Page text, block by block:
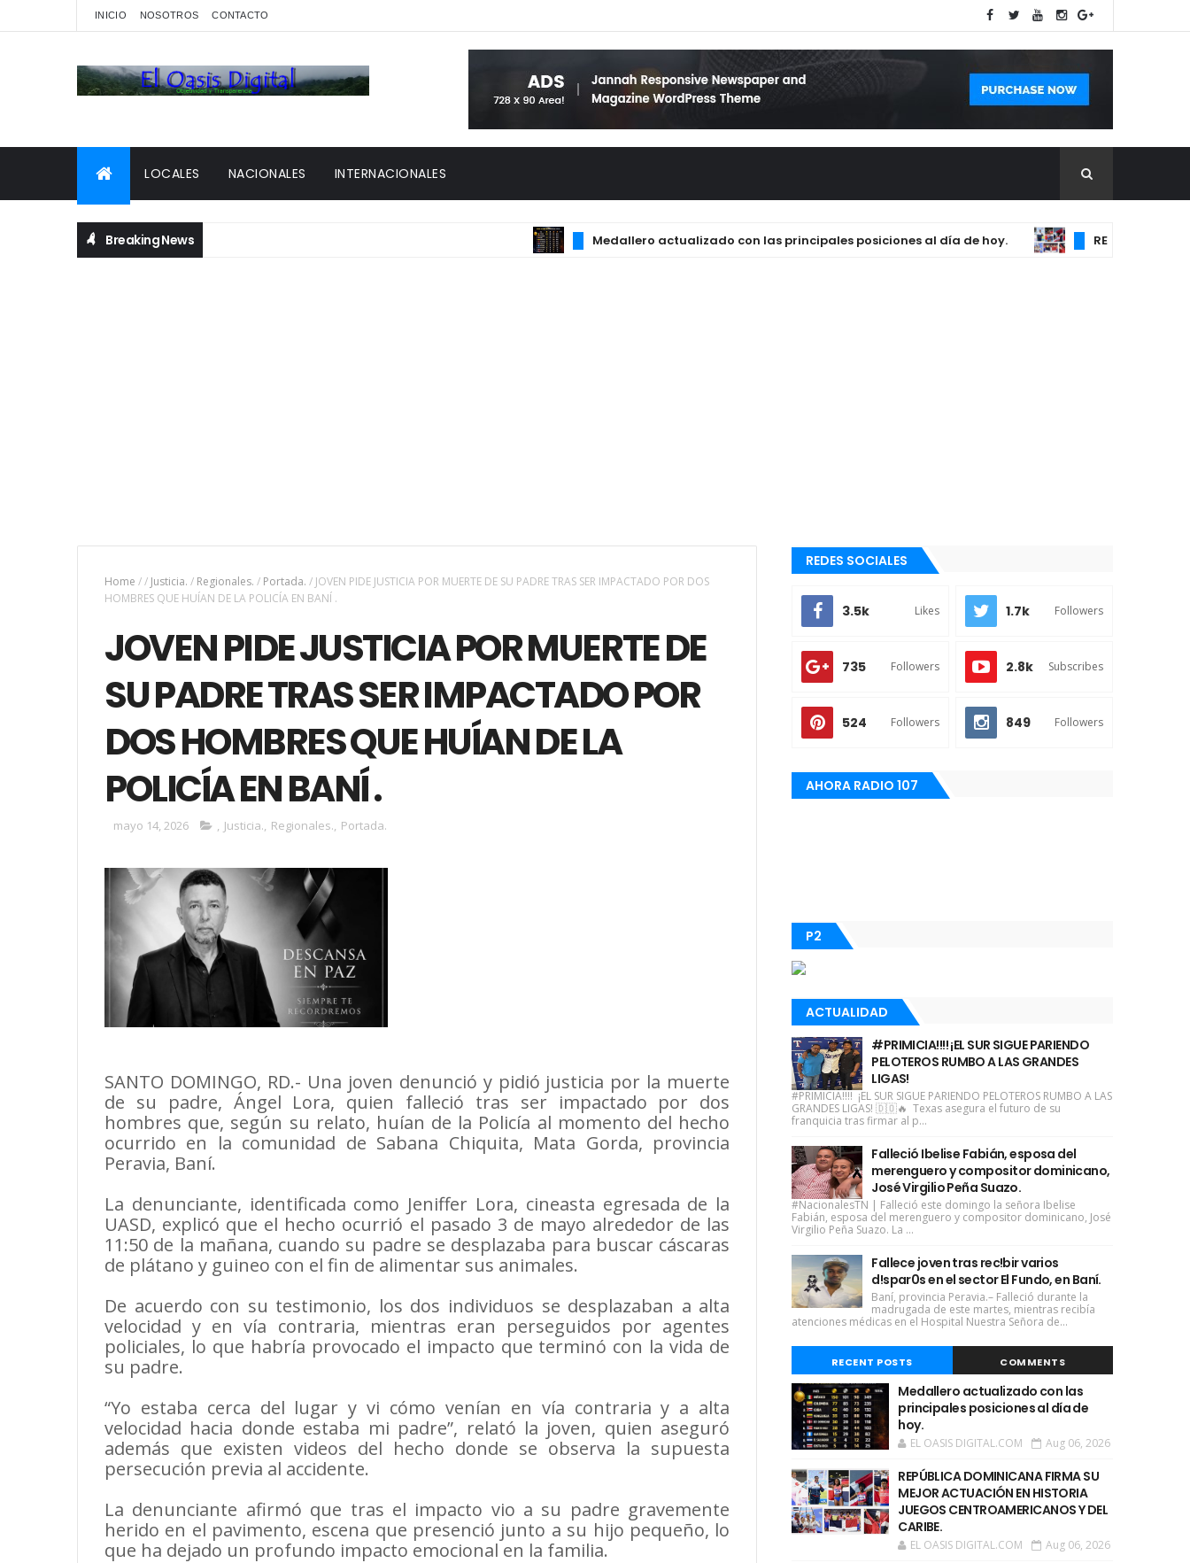
INICIO NOSOTROS CONTACTO
LOCALES NACIONALES INTERNACIONALES
Breaking News Medallero actualizado con las principales posiciones al día de hoy. REPÚBLICA
Home // Justicia. / Regionales. / Portada. / JOVEN PIDE JUSTICIA POR MUERTE DE SU PADRE TRAS SER IMPACTADO POR DOS
HOMBRES QUE HUÍAN DE LA POLICÍA EN BANÍ .
JOVEN PIDE JUSTICIA POR MUERTE DE
SU PADRE TRAS SER IMPACTADO POR
DOS HOMBRES QUE HUÍAN DE LA
POLICÍA EN BANÍ .
mayo 14, 2026 , Justicia., Regionales., Portada.
SANTO DOMINGO, RD.- Una joven denunció y pidió justicia por la muerte
de su padre, Ángel Lora, quien falleció tras ser impactado por dos
hombres que, según su relato, huían de la Policía al momento del hecho
ocurrido en la comunidad de Sabana Chiquita, Mata Gorda, provincia
Peravia, Baní.
La denunciante, identificada como Jeniffer Lora, cineasta egresada de la
UASD, explicó que el hecho ocurrió el pasado 3 de mayo alrededor de las
11:50 de la mañana, cuando su padre se desplazaba para buscar cáscaras
de plátano y guineo con el fin de alimentar sus animales.
De acuerdo con su testimonio, los dos individuos se desplazaban a alta
velocidad y en vía contraria, mientras eran perseguidos por agentes
policiales, lo que habría provocado el impacto que terminó con la vida de
su padre.
“Yo estaba cerca del lugar y vi cómo venían en vía contraria y a alta
velocidad hacia donde estaba mi padre”, relató la joven, quien aseguró
además que existen videos del hecho donde se observa la supuesta
persecución previa al accidente.
La denunciante afirmó que tras el impacto vio a su padre gravemente
herido en el pavimento, escena que presenció junto a su hijo pequeño, lo
que ha dejado un profundo impacto emocional en la familia.
REDES SOCIALES
3.5k Likes 1.7k Followers
735 Followers 2.8k Subscribes
524 Followers 849 Followers
AHORA RADIO 107
P2
ACTUALIDAD
#PRIMICIA!!!! ¡EL SUR SIGUE PARIENDO
PELOTEROS RUMBO A LAS GRANDES
LIGAS!
#PRIMICIA!!!! ¡EL SUR SIGUE PARIENDO PELOTEROS RUMBO A LAS
GRANDES LIGAS! 🇩🇴🔥 Texas asegura el futuro de su
franquicia tras firmar al p...
Falleció Ibelise Fabián, esposa del
merenguero y compositor dominicano,
José Virgilio Peña Suazo.
#NacionalesTN | Falleció este domingo la señora Ibelise
Fabián, esposa del merenguero y compositor dominicano, José
Virgilio Peña Suazo. La ...
Fallece joven tras rec!bir varios
d!spar0s en el sector El Fundo, en Baní.
Baní, provincia Peravia.– Falleció durante la
madrugada de este martes, mientras recibía
atenciones médicas en el Hospital Nuestra Señora de...
RECENT POSTS COMMENTS
Medallero actualizado con las
principales posiciones al día de
hoy.
EL OASIS DIGITAL.COM Aug 06, 2026
REPÚBLICA DOMINICANA FIRMA SU
MEJOR ACTUACIÓN EN HISTORIA
JUEGOS CENTROAMERICANOS Y DEL
CARIBE.
EL OASIS DIGITAL.COM Aug 06, 2026